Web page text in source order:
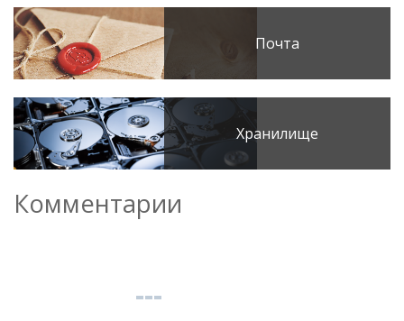
Почта
Хранилище
Комментарии